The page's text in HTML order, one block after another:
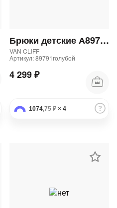
Брюки детские А89791 "Аларо блю юниор" 82Бр
VAN CLIFF
Артикул: 89791голубой
4 299 ₽
1074,75 ₽ × 4